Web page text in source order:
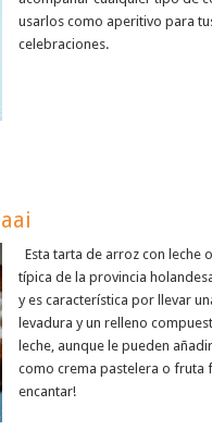
usarlos como aperitivo para
celebraciones.
Esta tarta de arroz con leche
típica de la provincia
y es característica por llevar
levadura y un relleno
leche, aunque le pueden
como crema pastelera o fruta
encantar!